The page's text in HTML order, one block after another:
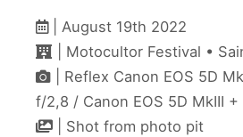
POWERWOLF
POWERWOLF
POWERWOLF
| August 19th 2022
| Motocultor Festival •
| Reflex Canon EOS 5D
f/2,8 / Canon EOS 5D MkIII
| Shot from photo pit